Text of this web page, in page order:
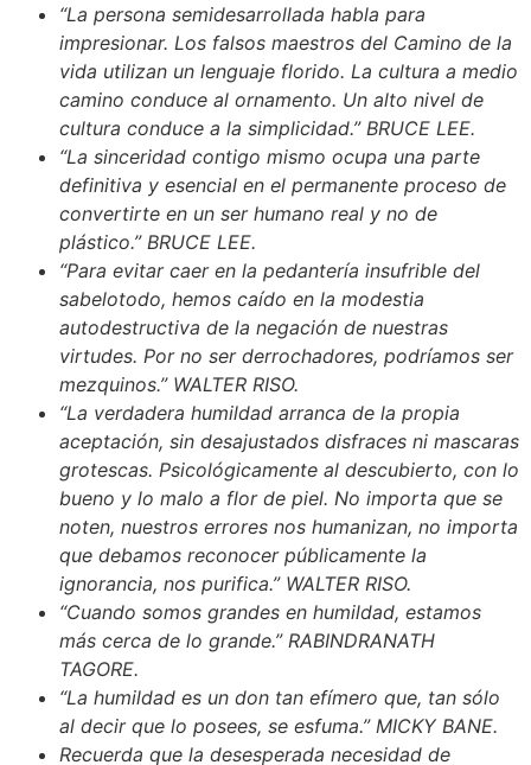
“La persona semidesarrollada habla para
impresionar. Los falsos maestros del Camino de la
vida utilizan un lenguaje florido. La cultura a medio
camino conduce al ornamento. Un alto nivel de
cultura conduce a la simplicidad.” BRUCE LEE.
“La sinceridad contigo mismo ocupa una parte
definitiva y esencial en el permanente proceso de
convertirte en un ser humano real y no de
plástico.” BRUCE LEE.
“Para evitar caer en la pedantería insufrible del
sabelotodo, hemos caído en la modestia
autodestructiva de la negación de nuestras
virtudes. Por no ser derrochadores, podríamos ser
mezquinos.” WALTER RISO.
“La verdadera humildad arranca de la propia
aceptación, sin desajustados disfraces ni mascaras
grotescas. Psicológicamente al descubierto, con lo
bueno y lo malo a flor de piel. No importa que se
noten, nuestros errores nos humanizan, no importa
que debamos reconocer públicamente la
ignorancia, nos purifica.” WALTER RISO.
“Cuando somos grandes en humildad, estamos
más cerca de lo grande.” RABINDRANATH
TAGORE.
“La humildad es un don tan efímero que, tan sólo
al decir que lo posees, se esfuma.” MICKY BANE.
Recuerda que la desesperada necesidad de